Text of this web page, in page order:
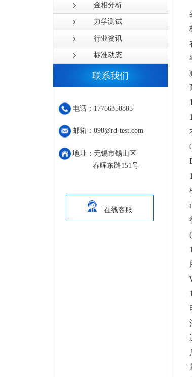
金相分析
力学测试
行业资讯
标准动态
联系我们
电话：17766358885
邮箱：098@rd-test.com
地址：无锡市锡山区
春晖东路151号
在线客服